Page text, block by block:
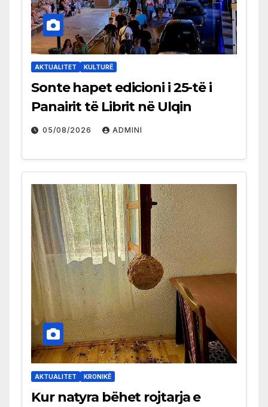
AKTUALITET KULTURË
Sonte hapet edicioni i 25-të i
Panairit të Librit në Ulqin
05/08/2026 ADMINI
AKTUALITET KRONIKË
Kur natyra bëhet rojtarja e